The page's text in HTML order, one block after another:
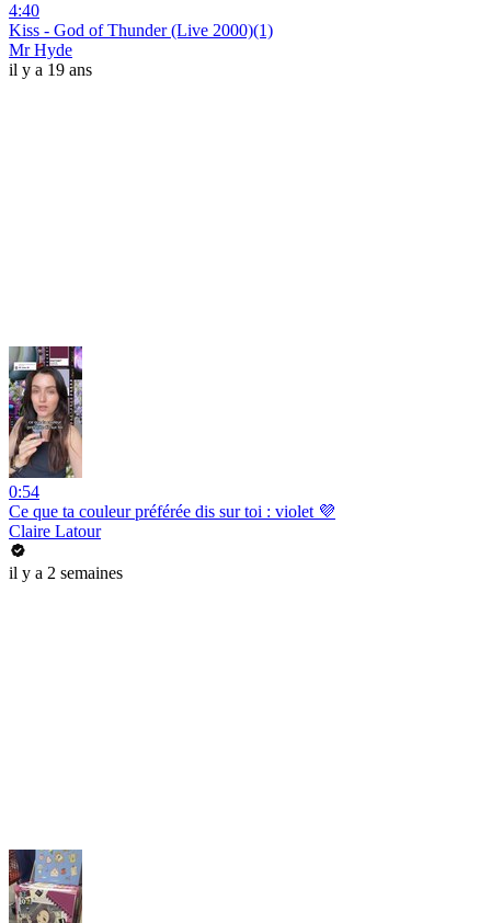
4:40
Kiss - God of Thunder (Live 2000)(1)
Mr Hyde
il y a 19 ans
0:54
Ce que ta couleur préférée dis sur toi : violet 💜
Claire Latour
il y a 2 semaines